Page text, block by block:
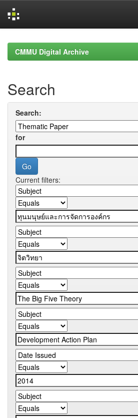
navigationCMMU Digital Archive
Search
Search:
for
Current filters: